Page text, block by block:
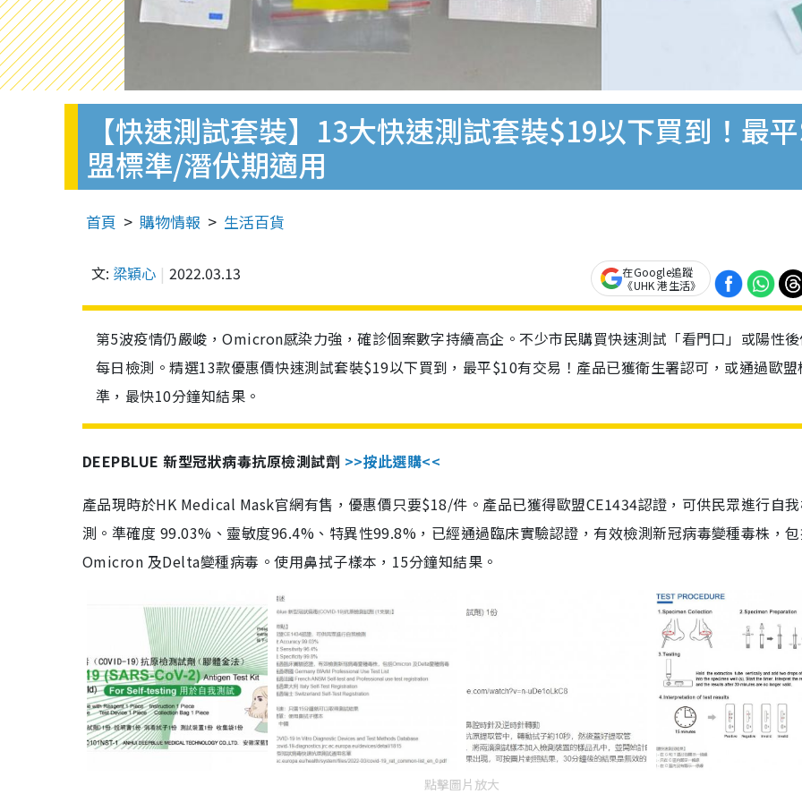
【快速測試套裝】13大快速測試套裝$19以下買到！最
盟標準/潛伏期適用
首頁 購物情報 生活百貨
文: 梁穎心 2022.03.13
在Google追蹤
《UHK 港生活》
第5波疫情仍嚴峻，Omicron感染力強，確診個案數字持續高企。不少市民購買快速測試「看門口」或陽性
每日檢測。精選13款優惠價快速測試套裝$19以下買到，最平$10有交易！產品已獲衛生署認可，或通過歐盟
準，最快10分鐘知結果。
DEEPBLUE 新型冠狀病毒抗原檢測試劑 >>按此選購<<
產品現時於HK Medical Mask官網有售，優惠價只要$18/件。產品已獲得歐盟CE1434認證，可供民眾進行自
測。準確度 99.03%、靈敏度96.4%、特異性99.8%，已經通過臨床實驗認證，有效檢測新冠病毒變種毒株，
Omicron 及Delta變種病毒。使用鼻拭子樣本，15分鐘知結果。
點擊圖片放大